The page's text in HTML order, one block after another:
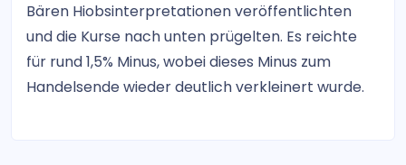
Bären Hiobsinterpretationen veröffentlichten
und die Kurse nach unten prügelten. Es reichte
für rund 1,5% Minus, wobei dieses Minus zum
Handelsende wieder deutlich verkleinert wurde.